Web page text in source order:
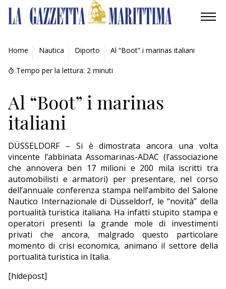
AMBIENTE
MOBILITÀ
INDUSTRIA
RICERCA
ECONOMIA
TURISMO
CULTURA
NAUTICA
EDITORIALI
Home Nautica Diporto Al “Boot” i marinas italiani
Tempo per la lettura: 2 minuti
Al “Boot” i marinas
italiani
DÜSSELDORF – Si è dimostrata ancora una volta
vincente l’abbinata Assomarinas-ADAC (l’associazione
che annovera ben 17 milioni e 200 mila iscritti tra
automobilisti e armatori) per presentare, nel corso
dell’annuale conferenza stampa nell’ambito del Salone
Nautico Internazionale di Düsseldorf, le “novità” della
portualità turistica italiana. Ha infatti stupito stampa e
operatori presenti la grande mole di investimenti
privati che ancora, malgrado questo particolare
momento di crisi economica, animano il settore della
portualità turistica in Italia.
[hidepost]